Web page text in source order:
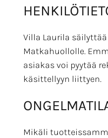
Villa Laurila
Matkahuollolle.
asiakas voi pyytää
käsittellyyn liittyen.
Mikäli